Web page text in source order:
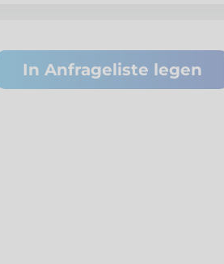
In Anfrageliste legen